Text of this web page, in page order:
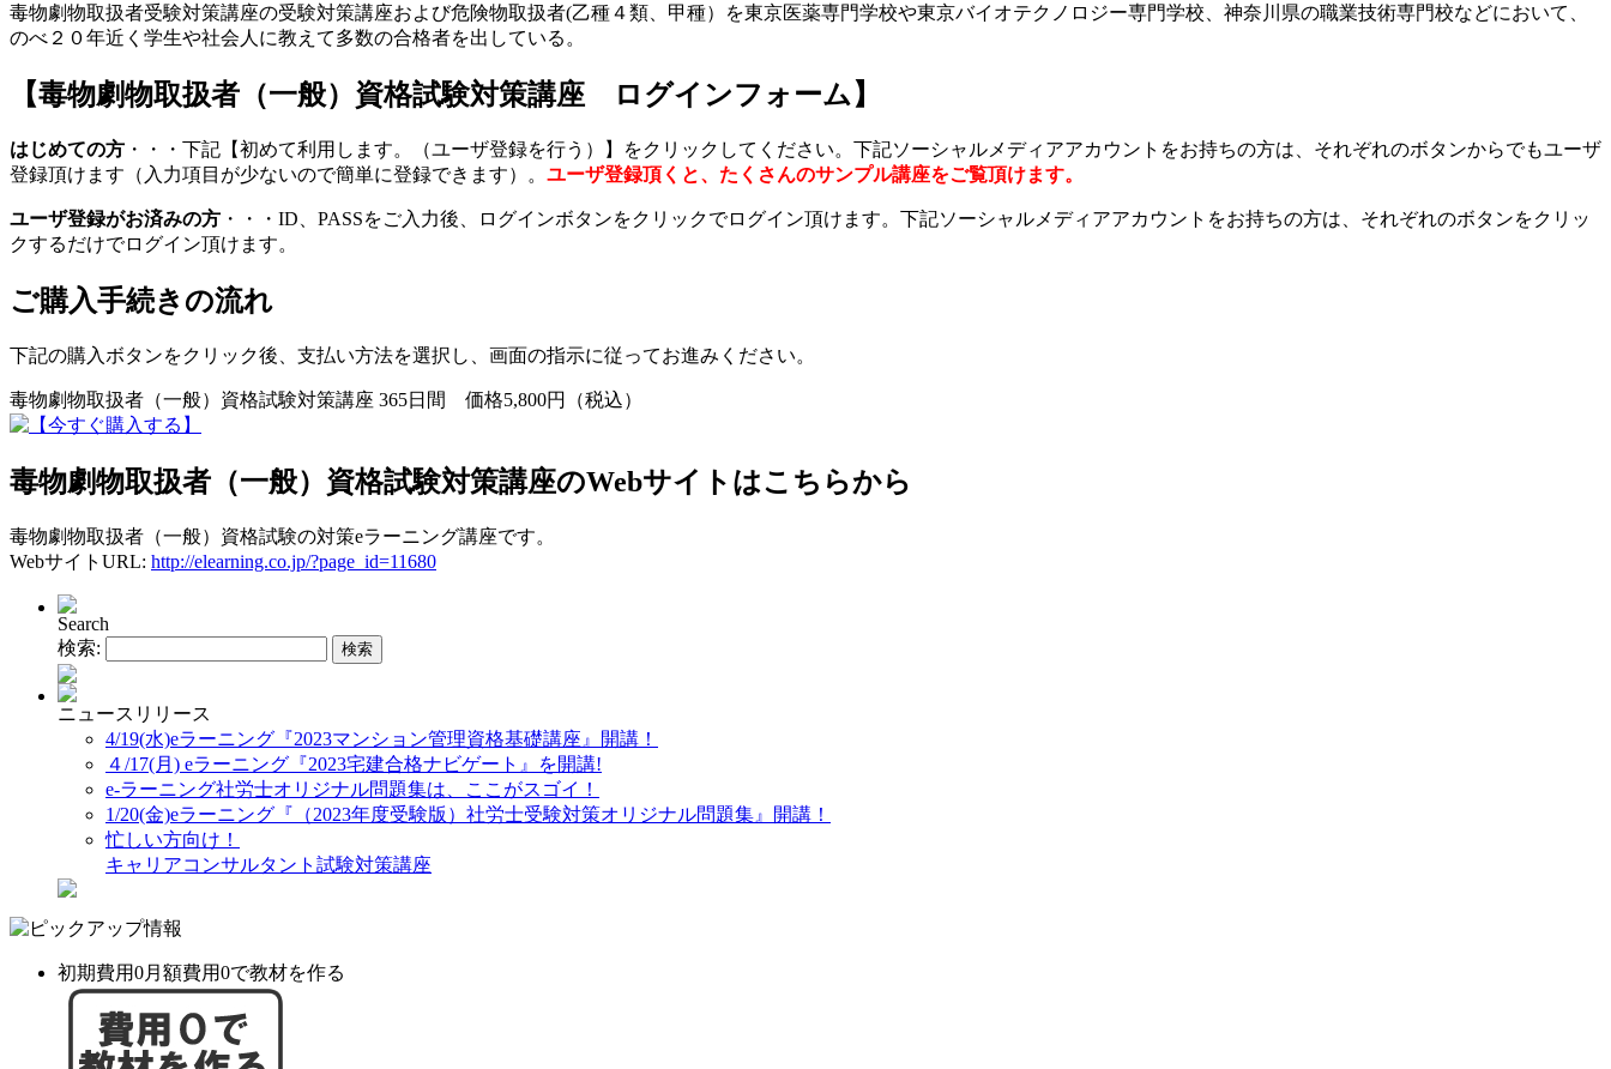
毒物劇物取扱者受験対策講座の受験対策講座および危険物取扱者(乙種４類、甲種）を東­京医薬専門学校や東京バイオテクノロジー専門学校、神奈川県の職業技術専門校などにお­いて、
のべ２０年近く学生や社会人に教えて多数の合格者を出している。
【毒物劇物取扱者（一般）資格試験対策講座 ログインフォーム】
はじめての方 ・・・下記【初めて利用します。（ユーザ登録を行う）】をクリックしてください。下記ソーシャルメディアアカウントをお持ちの方は、それぞれのボタンからでもユーザ
登録頂けます（入力項目が少ないので簡単に登録できます）。 ユーザ登録頂くと、たくさんのサンプル講座をご覧頂けます。
ユーザ登録がお済みの方 ・・・ID、PASSをご入力後、ログインボタンをクリックでログイン頂けます。下記ソーシャルメディアアカウントをお持ちの方は、それぞれのボタンをクリッ
クするだけでログイン頂けます。
ご購入手続きの流れ
下記の購入ボタンをクリック後、支払い方法を選択し、画面の指示に従ってお進みください。
毒物劇物取扱者（一般）資格試験対策講座 365日間 価格5,800円（税込）
毒物劇物取扱者（一般）資格試験対策講座のWebサイトはこちらから
毒物劇物取扱者（一般）資格試験の対策eラーニング講座です。
WebサイトURL: http://elearning.co.jp/?page_id=11680
Search
検索:
ニュースリリース
4/19(水)eラーニング『2023マンション管理資格基礎講座』開講！
４/17(月) eラーニング『2023宅建合格ナビゲート』を開講!
e-ラーニング社労士オリジナル問題集は、ここがスゴイ！
1/20(金)eラーニング『（2023年度受験版）社労士受験対策オリジナル問題集』開講！
忙しい方向け！
キャリアコンサルタント試験対策講座
初期費用0月額費用0で教材を作る